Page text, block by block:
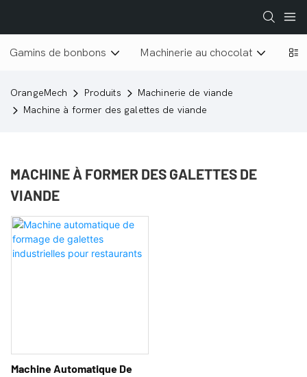
Gamins de bonbons Machinerie au chocolat
OrangeMech Produits
Machinerie de viande
Machine à former des galettes de viande
MACHINE À FORMER DES GALETTES DE
VIANDE
Machine Automatique De